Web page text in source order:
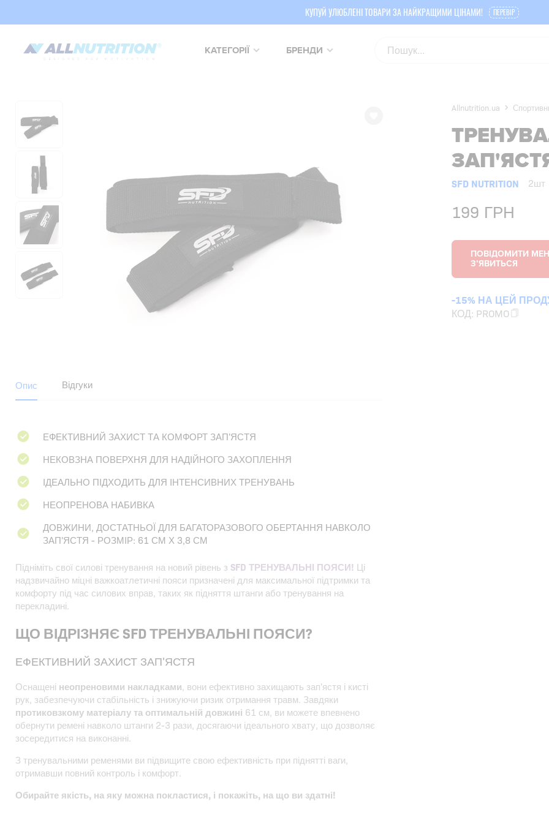
КУПУЙ УЛЮБЛЕНІ ТОВАРИ ЗА НАЙКРАЩИМИ ЦІНАМИ! ПЕРЕВІР
КАТЕГОРІЇ БРЕНДИ
Allnutrition.ua
SFD NUTRITION 2шт
199 ГРН
-15% НА ЦЕЙ
КОД: PROMO
Опис Відгуки
ЕФЕКТИВНИЙ ЗАХИСТ ТА КОМФОРТ ЗАП'ЯСТЯ
НЕКОВЗНА ПОВЕРХНЯ ДЛЯ НАДІЙНОГО ЗАХОПЛЕННЯ
ІДЕАЛЬНО ПІДХОДИТЬ ДЛЯ ІНТЕНСИВНИХ ТРЕНУВАНЬ
НЕОПРЕНОВА НАБИВКА
ДОВЖИНИ, ДОСТАТНЬОЇ ДЛЯ БАГАТОРАЗОВОГО ОБЕРТАННЯ НАВКОЛО
ЗАП'ЯСТЯ - РОЗМІР: 61 СМ Х 3,8 СМ
Підніміть свої силові тренування на новий рівень з SFD ТРЕНУВАЛЬНІ ПОЯСИ! Ці
надзвичайно міцні важкоатлетичні пояси призначені для максимальної підтримки та
комфорту під час силових вправ, таких як підняття штанги або тренування на
перекладині.
ЩО ВІДРІЗНЯЄ SFD ТРЕНУВАЛЬНІ ПОЯСИ?
ЕФЕКТИВНИЙ ЗАХИСТ ЗАП'ЯСТЯ
Оснащені неопреновими накладками, вони ефективно захищають зап'ястя і кисті
рук, забезпечуючи стабільність і знижуючи ризик отримання травм. Завдяки
протиковзкому матеріалу та оптимальній довжині 61 см, ви можете впевнено
обернути ремені навколо штанги 2-3 рази, досягаючи ідеального хвату, що дозволяє
зосередитися на виконанні.
З тренувальними ременями ви підвищите свою ефективність при піднятті ваги,
отримавши повний контроль і комфорт.
Обирайте якість, на яку можна покластися, і покажіть, на що ви здатні!